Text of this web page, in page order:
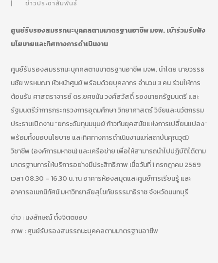
ข่าวประชาสัมพันธ์
ศูนย์รับรองสมรรถนะบุคคลตามมาตรฐานอาชีพ มจพ. เข้าร่วมรับฟัง
นโยบายและทิศทางการดำเนินงาน
ศูนย์รับรองสมรรถนะบุคคลตามมาตรฐานอาชีพ มจพ. นำโดย นายวรรธ
นชัย พรหมณา หัวหน้าศูนย์ พร้อมด้วยบุคลากร จำนวน 3 คน ร่วมให้การ
ต้อนรับ ศาสตราจารย์ ดร.ยศชนัน วงศ์สวัสดิ์ รองนายกรัฐมนตรี และ
รัฐมนตรีว่าการกระทรวงการอุดมศึกษา วิทยาศาสตร์ วิจัยและนวัตกรรม
ประธานเปิดงาน “ยกระดับทุนมนุษย์ ก้าวทันยุคสมัยแห่งการเปลี่ยนแปลง”
พร้อมทั้งมอบนโยบาย และทิศทางการดำเนินงานแก่สถาบันคุณวุฒิ
วิชาชีพ (องค์การมหาชน) และเครือข่าย เพื่อให้สามารถนำไปปฏิบัติได้ตาม
มาตรฐานการให้บริการอย่างมีประสิทธิภาพ เมื่อวันที่ 1 กรกฎาคม 2569
เวลา 08.30 – 16.30 น. ณ อาคารห้องสมุดและศูนย์การเรียนรู้ และ
อาคารอเนกนิทัศน์ มหาวิทยาลัยสุโขทัยธรรมาธิราช จังหวัดนนทบุรี
ข่าว : นงลักษณ์ ตั้งจิตตชอบ
ภาพ : ศูนย์รับรองสมรรถนะบุคคลตามมาตรฐานอาชีพ